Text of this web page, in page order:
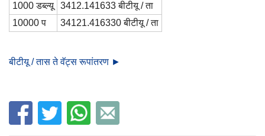
1000 डब्ल्यू
3412.141633 बीटीयू / ता
10000 प
34121.416330 बीटीयू / ता
बीटीयू / तास ते वॅट्स रूपांतरण ►